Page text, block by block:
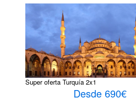
Super oferta Turquía 2x1
Desde 690€